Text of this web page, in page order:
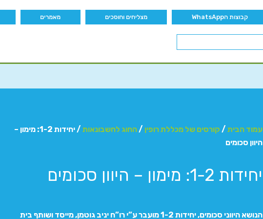
קבוצות הWhatsApp מצליחים וחוסכים מאמרים
עמוד הבית / קורסים של מכללת רופין /החוג לחשבונאות
/ יחידות 1-2: מימון –
היוון סכומים
יחידות 1-2: מימון – היוון סכומים
הנושא היווני סכומים, יחידות 1-2 מועבר ע”י רו”ח יניב גוטמן, מייסד ושותף בית